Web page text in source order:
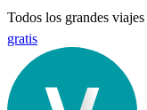
Todos los grandes viajes
gratis